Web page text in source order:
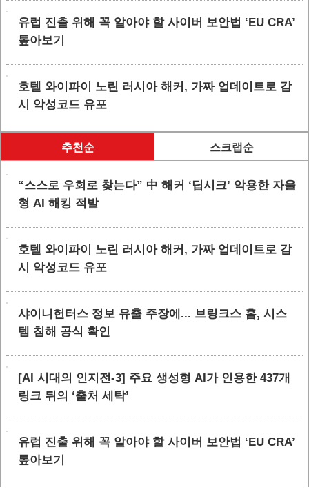
유럽 진출 위해 꼭 알아야 할 사이버 보안법 ‘EU CRA’
톺아보기
호텔 와이파이 노린 러시아 해커, 가짜 업데이트로 감
시 악성코드 유포
추천순 스크랩순
“스스로 우회로 찾는다” 中 해커 ‘딥시크’ 악용한 자율
형 AI 해킹 적발
호텔 와이파이 노린 러시아 해커, 가짜 업데이트로 감
시 악성코드 유포
샤이니헌터스 정보 유출 주장에... 브링크스 홈, 시스
템 침해 공식 확인
[AI 시대의 인지전-3] 주요 생성형 AI가 인용한 437개
링크 뒤의 ‘출처 세탁’
유럽 진출 위해 꼭 알아야 할 사이버 보안법 ‘EU CRA’
톺아보기